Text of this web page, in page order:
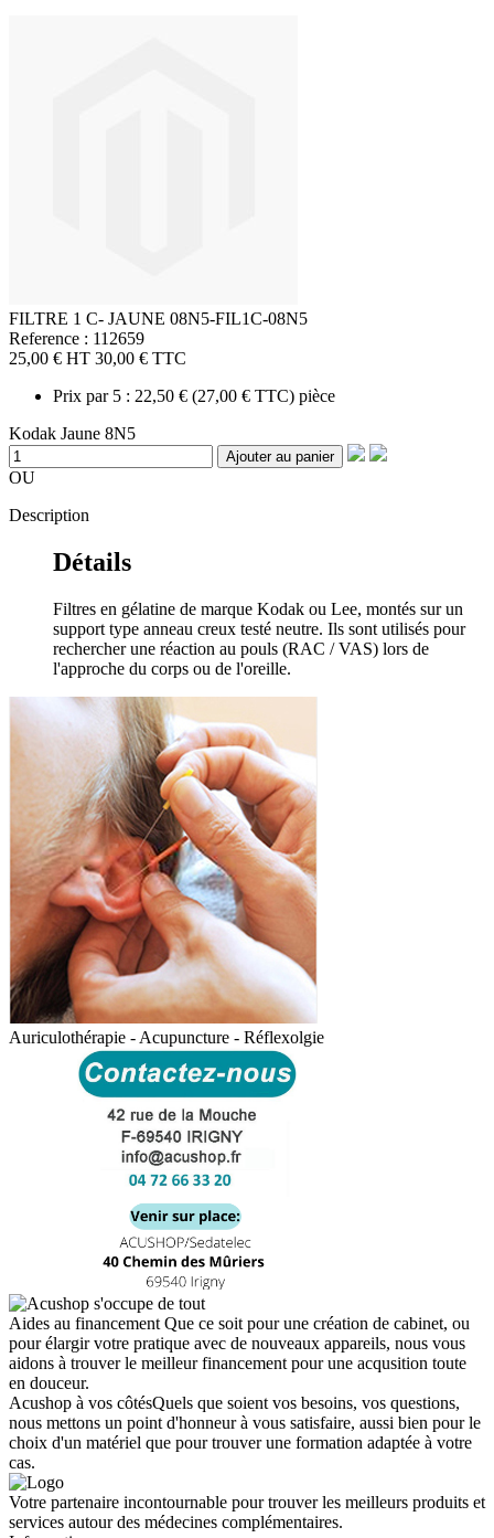
FILTRE 1 C- JAUNE 08N5-FIL1C-08N5
Reference : 112659
25,00 € HT 30,00 € TTC
Prix par 5 : 22,50 € (27,00 € TTC) pièce
Kodak Jaune 8N5
Ajouter au panier
OU
Description
Détails
Filtres en gélatine de marque Kodak ou Lee, montés sur un
support type anneau creux testé neutre. Ils sont utilisés pour
rechercher une réaction au pouls (RAC / VAS) lors de
l'approche du corps ou de l'oreille.
Auriculothérapie - Acupuncture - Réflexolgie
Aides au financement Que ce soit pour une création de cabinet, ou
pour élargir votre pratique avec de nouveaux appareils, nous vous
aidons à trouver le meilleur financement pour une acqusition toute
en douceur.
Acushop à vos côtésQuels que soient vos besoins, vos questions,
nous mettons un point d'honneur à vous satisfaire, aussi bien pour le
choix d'un matériel que pour trouver une formation adaptée à votre
cas.
Votre partenaire incontournable pour trouver les meilleurs produits et
services autour des médecines complémentaires.